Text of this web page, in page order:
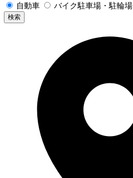
自動車 バイク駐車場・駐輪場
検索